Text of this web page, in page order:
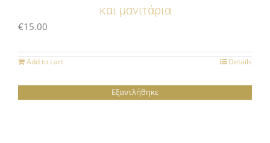
και μανιτάρια
€15.00
Add to cart Details
Εξαντλήθηκε